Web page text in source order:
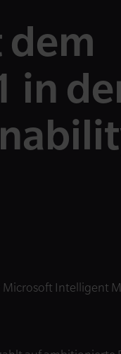
in
Microsoft Intelligent